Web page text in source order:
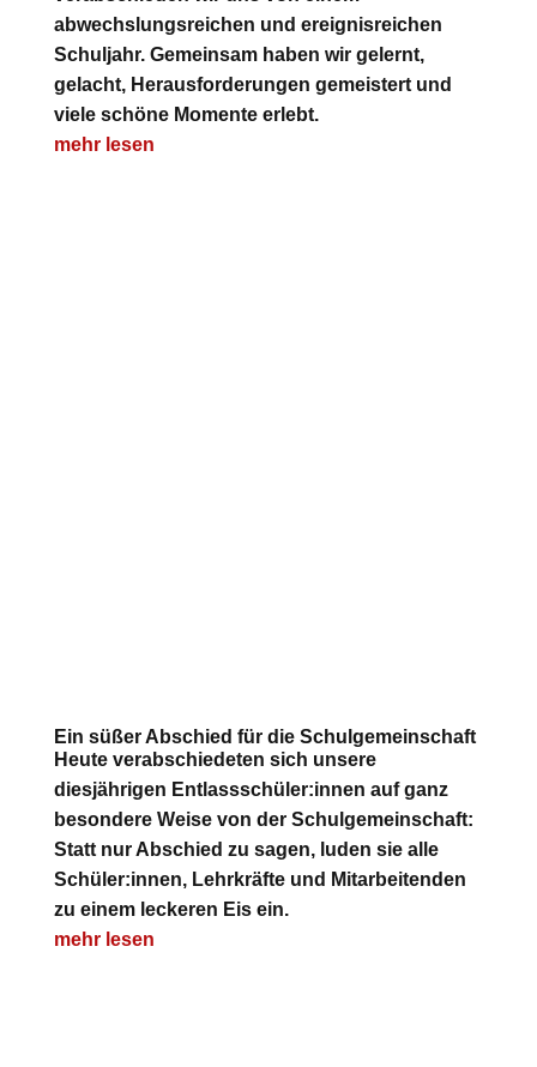
abwechslungsreichen und ereignisreichen
Schuljahr. Gemeinsam haben wir gelernt,
gelacht, Herausforderungen gemeistert und
viele schöne Momente erlebt.
mehr lesen
Ein süßer Abschied für die Schulgemeinschaft
Heute verabschiedeten sich unsere
diesjährigen Entlassschüler:innen auf ganz
besondere Weise von der Schulgemeinschaft:
Statt nur Abschied zu sagen, luden sie alle
Schüler:innen, Lehrkräfte und Mitarbeitenden
zu einem leckeren Eis ein.
mehr lesen